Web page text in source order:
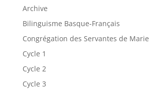
Archive
Bilinguisme Basque-Français
Congrégation des Servantes de Marie
Cycle 1
Cycle 2
Cycle 3